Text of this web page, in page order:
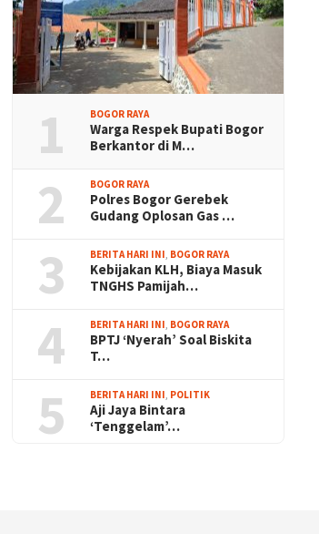
1 BOGOR RAYA
Warga Respek Bupati Bogor
Berkantor di M…
2 BOGOR RAYA
Polres Bogor Gerebek
Gudang Oplosan Gas …
3 BERITA HARI INI, BOGOR RAYA
Kebijakan KLH, Biaya Masuk
TNGHS Pamijah…
4 BERITA HARI INI, BOGOR RAYA
BPTJ ‘Nyerah’ Soal Biskita
T…
5 BERITA HARI INI, POLITIK
Aji Jaya Bintara
‘Tenggelam’…